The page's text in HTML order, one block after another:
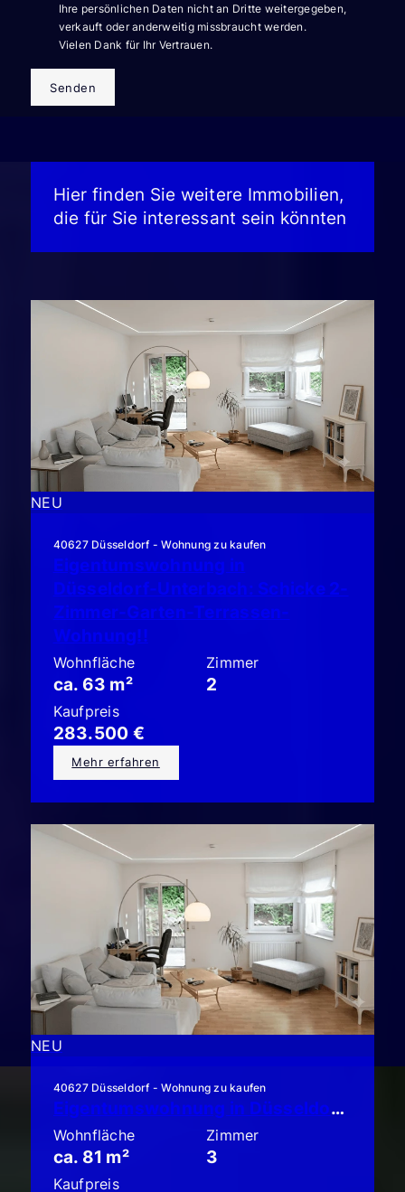
Ihre persönlichen Daten nicht an Dritte weitergegeben,
verkauft oder anderweitig missbraucht werden.
Vielen Dank für Ihr Vertrauen.
Senden
Hier finden Sie weitere Immobilien,
die für Sie interessant sein könnten
NEU
40627 Düsseldorf - Wohnung zu kaufen
Eigentumswohnung in
Düsseldorf-Unterbach: Schicke 2-
Zimmer-Garten-Terrassen-
Wohnung!!
Wohnfläche
ca. 63 m²
Zimmer
2
Kaufpreis
283.500 €
Mehr erfahren
NEU
40627 Düsseldorf - Wohnung zu kaufen
Eigentumswohnung in Düsseldorf-Unterbach: Schicke 3-Zimmer-Garten-Terrassen-Wohnung!!
Wohnfläche
ca. 81 m²
Zimmer
3
Kaufpreis